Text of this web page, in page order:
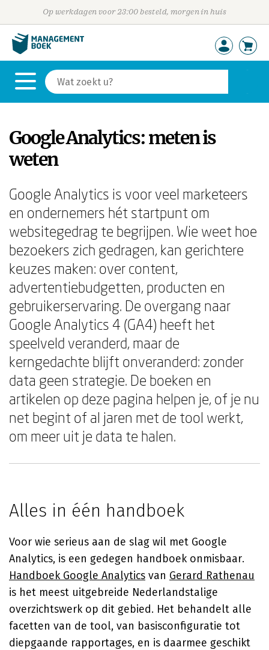
Op werkdagen voor 23:00 besteld, morgen in huis
Google Analytics: meten is
weten
Google Analytics is voor veel marketeers
en ondernemers hét startpunt om
websitegedrag te begrijpen. Wie weet hoe
bezoekers zich gedragen, kan gerichtere
keuzes maken: over content,
advertentiebudgetten, producten en
gebruikerservaring. De overgang naar
Google Analytics 4 (GA4) heeft het
speelveld veranderd, maar de
kerngedachte blijft onveranderd: zonder
data geen strategie. De boeken en
artikelen op deze pagina helpen je, of je nu
net begint of al jaren met de tool werkt,
om meer uit je data te halen.
Alles in één handboek
Voor wie serieus aan de slag wil met Google
Analytics, is een gedegen handboek onmisbaar.
Handboek Google Analytics van Gerard Rathenau
is het meest uitgebreide Nederlandstalige
overzichtswerk op dit gebied. Het behandelt alle
facetten van de tool, van basisconfiguratie tot
diepgaande rapportages, en is daarmee geschikt